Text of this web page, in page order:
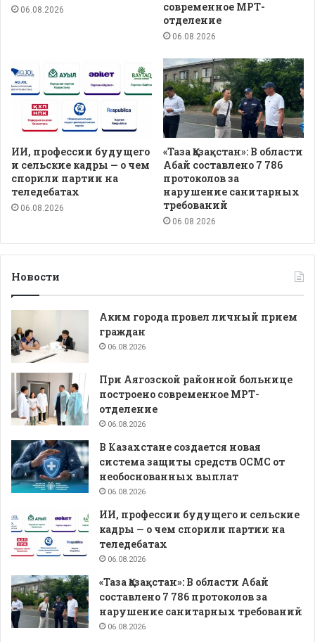
06.08.2026
современное МРТ-
отделение
06.08.2026
ИИ, профессии будущего
и сельские кадры — о чем
спорили партии на
теледебатах
06.08.2026
«Таза Қазақстан»: В области
Абай составлено 7 786
протоколов за
нарушение санитарных
требований
06.08.2026
Новости
Аким города провел личный прием
граждан
06.08.2026
При Аягозской районной больнице
построено современное МРТ-
отделение
06.08.2026
В Казахстане создается новая
система защиты средств ОСМС от
необоснованных выплат
06.08.2026
ИИ, профессии будущего и сельские
кадры — о чем спорили партии на
теледебатах
06.08.2026
«Таза Қазақстан»: В области Абай
составлено 7 786 протоколов за
нарушение санитарных требований
06.08.2026